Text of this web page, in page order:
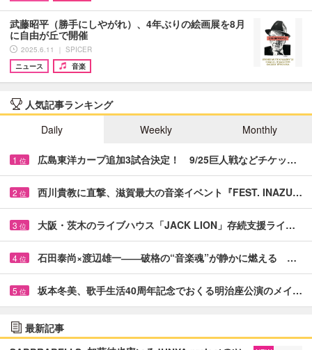
武藤昭平（勝手にしやがれ）、4年ぶりの絵画展を8月
に自由が丘で開催
2025.6.11 ｜ SPICER
ニュース
音楽
人気記事ランキング
Daily
Weekly Monthly
1 位 広島東洋カープ追加3試合決定！ 9/25巨人戦などチケッ…
2 位 西川貴教に直撃、滋賀最大の音楽イベント『FEST. INAZU…
3 位 大阪・茨木のライブハウス「JACK LION」存続支援ライ…
4 位 石田泰尚×渡辺雄一――破格の“音楽魂”が静かに燃える …
5 位 坂本冬美、歌手生活40周年記念でおくる明治座公演のメイ…
最新記事